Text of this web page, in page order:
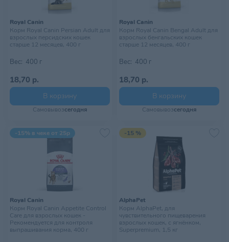
Royal Canin
Корм Royal Canin Persian Adult для
взрослых персидских кошек
старше 12 месяцев, 400 г
Вес: 400 г
18,70 р.
В корзину
Самовывозсегодня
Royal Canin
Корм Royal Canin Bengal Adult для
взрослых бенгальских кошек
старше 12 месяцев, 400 г
Вес: 400 г
18,70 р.
В корзину
Самовывозсегодня
-15% в чеке от 25р
Royal Canin
Корм Royal Canin Appetite Control
Care для взрослых кошек -
Рекомендуется для контроля
выпрашивания корма, 400 г
-15 %
AlphaPet
Корм AlphaPet, для
чувствительного пищеварения
взрослых кошек, с ягнёнком,
Superpremium, 1,5 кг